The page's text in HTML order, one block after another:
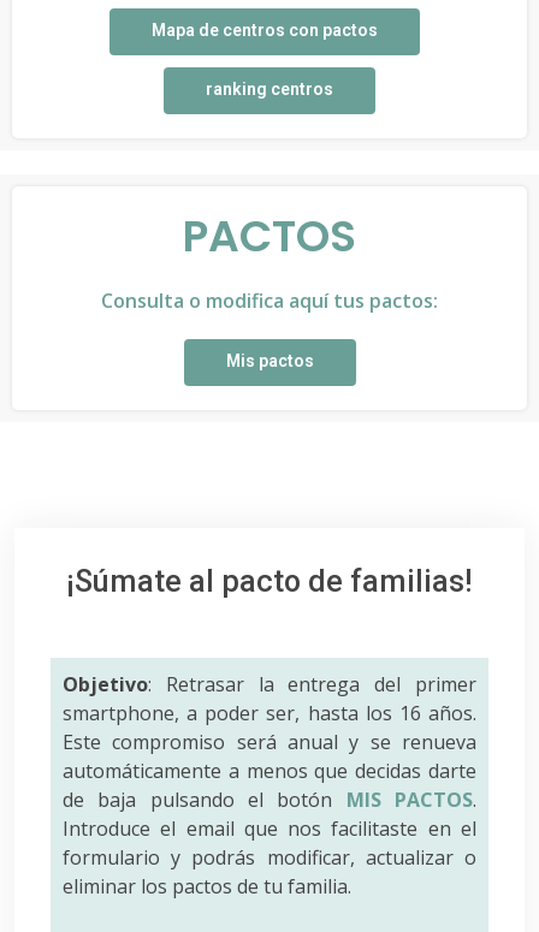
Mapa de centros con pactos
ranking centros
PACTOS
Consulta o modifica aquí tus pactos:
Mis pactos
¡Súmate al pacto de familias!
Objetivo: Retrasar la entrega del primer
smartphone, a poder ser, hasta los 16 años.
Este compromiso será anual y se renueva
automáticamente a menos que decidas darte
de baja pulsando el botón MIS PACTOS.
Introduce el email que nos facilitaste en el
formulario y podrás modificar, actualizar o
eliminar los pactos de tu familia.